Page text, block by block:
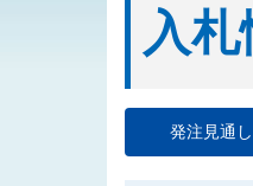
入
発注見通し